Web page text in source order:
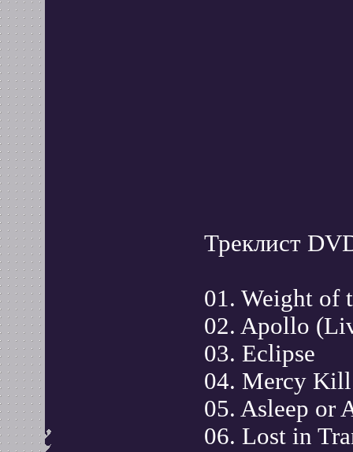
Треклист
01. Weight of
02. Apollo
03. Eclipse
04. Mercy Kill
05. Asleep or
06. Lost in